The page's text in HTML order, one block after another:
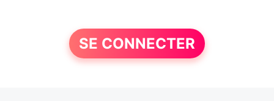
SE CONNECTER